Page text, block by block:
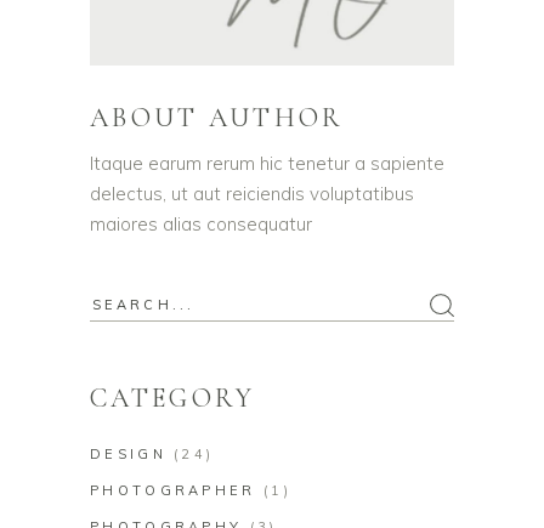
ABOUT AUTHOR
Itaque earum rerum hic tenetur a sapiente
delectus, ut aut reiciendis voluptatibus
maiores alias consequatur
CATEGORY
DESIGN (24)
PHOTOGRAPHER (1)